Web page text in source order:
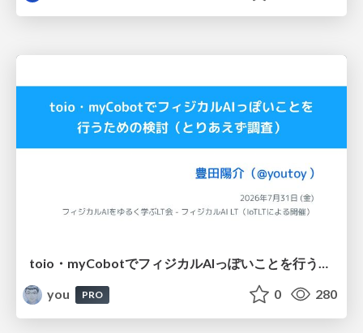
toio・myCobotでフィジカルAIっぽいことを行うための検討（とりあえず調査） / フィジカルAI LT（IoTLTによる開催）
you
PRO 0 280